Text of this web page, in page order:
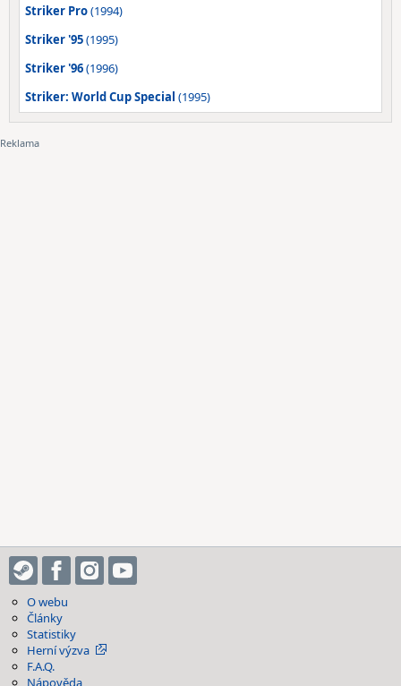
Striker Pro(1994)
Striker '95(1995)
Striker '96(1996)
Striker: World Cup Special (1995)
O webu
Články
Statistiky
Herní výzva
F.A.Q.
Nápověda